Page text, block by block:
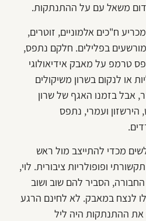
משאל עם על ההתנתקות.
ח"כים אלמוניים, זוטרים,
מורשעים בפלילים. חלקם נתפס,
טרמפ על מאבק אידיאולוגי
או לנקום בשרון משיקולים
אבל בזמנו האגף של שרון
ועמרי, נתפס
מכדי להתייצב מול ראש
ופופולריות ציבורית. לוי,
הסביר להם שוב ושוב
לנצח במאבק. לא לחינם הרגע
את ההתנתקות היה ליל